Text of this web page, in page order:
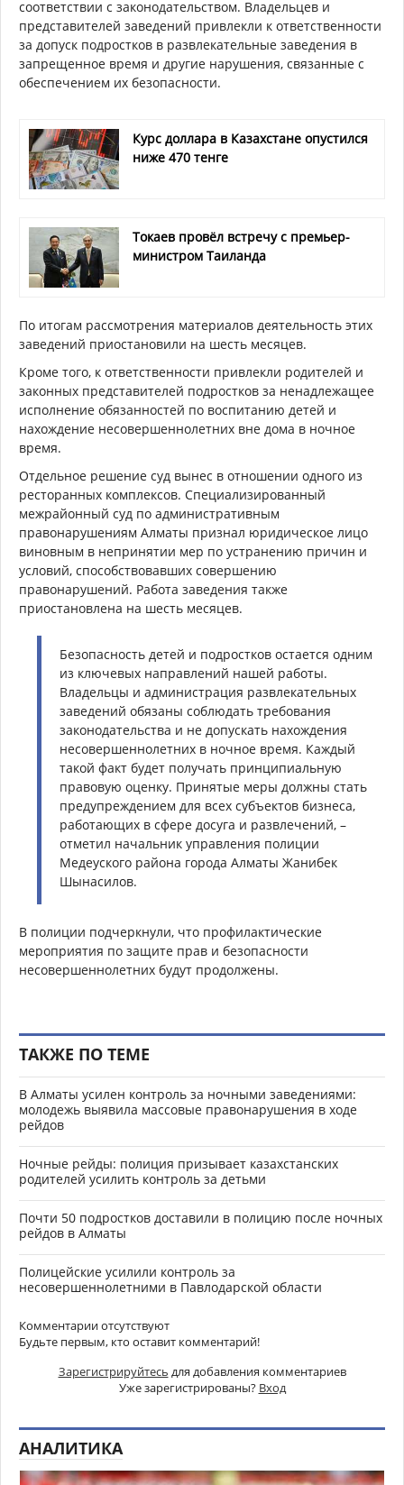
соответствии с законодательством. Владельцев и
представителей заведений привлекли к ответственности
за допуск подростков в развлекательные заведения в
запрещенное время и другие нарушения, связанные с
обеспечением их безопасности.
Курс доллара в Казахстане опустился
ниже 470 тенге
Токаев провёл встречу с премьер-
министром Таиланда
По итогам рассмотрения материалов деятельность этих
заведений приостановили на шесть месяцев.
Кроме того, к ответственности привлекли родителей и
законных представителей подростков за ненадлежащее
исполнение обязанностей по воспитанию детей и
нахождение несовершеннолетних вне дома в ночное
время.
Отдельное решение суд вынес в отношении одного из
ресторанных комплексов. Специализированный
межрайонный суд по административным
правонарушениям Алматы признал юридическое лицо
виновным в непринятии мер по устранению причин и
условий, способствовавших совершению
правонарушений. Работа заведения также
приостановлена на шесть месяцев.
Безопасность детей и подростков остается одним
из ключевых направлений нашей работы.
Владельцы и администрация развлекательных
заведений обязаны соблюдать требования
законодательства и не допускать нахождения
несовершеннолетних в ночное время. Каждый
такой факт будет получать принципиальную
правовую оценку. Принятые меры должны стать
предупреждением для всех субъектов бизнеса,
работающих в сфере досуга и развлечений, –
отметил начальник управления полиции
Медеуского района города Алматы Жанибек
Шынасилов.
В полиции подчеркнули, что профилактические
мероприятия по защите прав и безопасности
несовершеннолетних будут продолжены.
ТАКЖЕ ПО ТЕМЕ
В Алматы усилен контроль за ночными заведениями:
молодежь выявила массовые правонарушения в ходе
рейдов
Ночные рейды: полиция призывает казахстанских
родителей усилить контроль за детьми
Почти 50 подростков доставили в полицию после ночных
рейдов в Алматы
Полицейские усилили контроль за
несовершеннолетними в Павлодарской области
Комментарии отсутствуют
Будьте первым, кто оставит комментарий!
Зарегистрируйтесь для добавления комментариев
Уже зарегистрированы? Вход
АНАЛИТИКА